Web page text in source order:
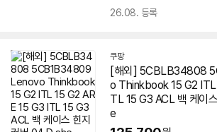
26.08. 등록
쿠팡
[해외] 5CBLB34808
o Thinkbook 15 G2 ITL
TL 15 G3 ACL 백 케이
e